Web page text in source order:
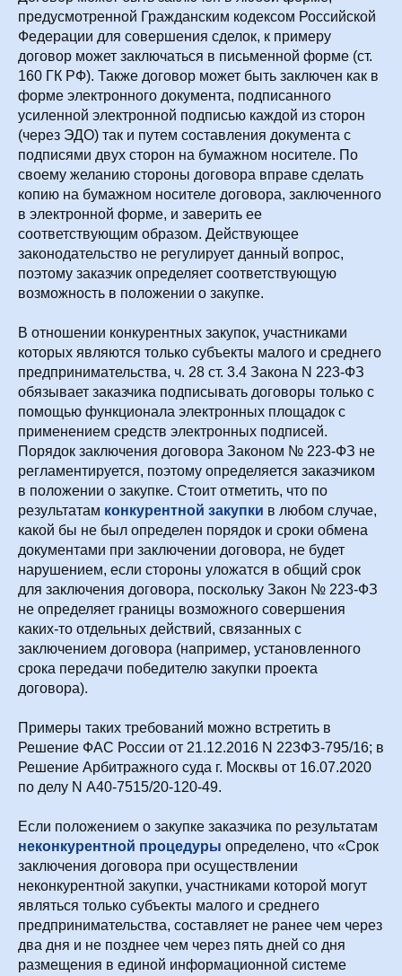
предусмотренной Гражданским кодексом Российской
Федерации для совершения сделок, к примеру
договор может заключаться в письменной форме (ст.
160 ГК РФ). Также договор может быть заключен как в
форме электронного документа, подписанного
усиленной электронной подписью каждой из сторон
(через ЭДО) так и путем составления документа с
подписями двух сторон на бумажном носителе. По
своему желанию стороны договора вправе сделать
копию на бумажном носителе договора, заключенного
в электронной форме, и заверить ее
соответствующим образом. Действующее
законодательство не регулирует данный вопрос,
поэтому заказчик определяет соответствующую
возможность в положении о закупке.
В отношении конкурентных закупок, участниками
которых являются только субъекты малого и среднего
предпринимательства, ч. 28 ст. 3.4 Закона N 223-ФЗ
обязывает заказчика подписывать договоры только с
помощью функционала электронных площадок с
применением средств электронных подписей.
Порядок заключения договора Законом № 223-ФЗ не
регламентируется, поэтому определяется заказчиком
в положении о закупке. Стоит отметить, что по
результатам конкурентной закупки в любом случае,
какой бы не был определен порядок и сроки обмена
документами при заключении договора, не будет
нарушением, если стороны уложатся в общий срок
для заключения договора, поскольку Закон № 223-ФЗ
не определяет границы возможного совершения
каких-то отдельных действий, связанных с
заключением договора (например, установленного
срока передачи победителю закупки проекта
договора).
Примеры таких требований можно встретить в
Решение ФАС России от 21.12.2016 N 223ФЗ-795/16; в
Решение Арбитражного суда г. Москвы от 16.07.2020
по делу N А40-7515/20-120-49.
Если положением о закупке заказчика по результатам
неконкурентной процедуры определено, что «Срок
заключения договора при осуществлении
неконкурентной закупки, участниками которой могут
являться только субъекты малого и среднего
предпринимательства, составляет не ранее чем через
два дня и не позднее чем через пять дней со дня
размещения в единой информационной системе